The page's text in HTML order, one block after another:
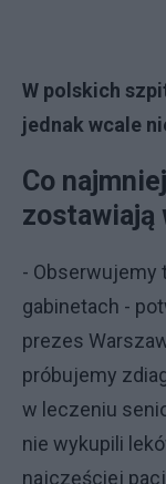
W polskich
jednak wcale
Co
zostawiają
- Obserwujemy
gabinetach -
prezes
próbujemy
w leczeniu
nie wykupili
najczęściej